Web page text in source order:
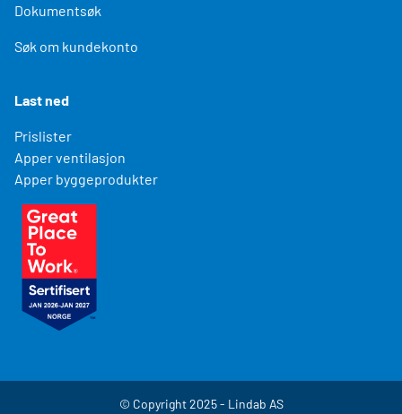
Dokumentsøk
Søk om kundekonto
Last ned
Prislister
Apper ventilasjon
Apper byggeprodukter
© Copyright 2025 - Lindab AS